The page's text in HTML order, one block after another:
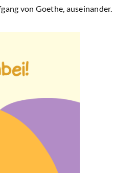
von Goethe, auseinander.